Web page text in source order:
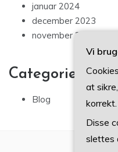
januar 2024
december 2023
november 2023
Categories
Blog
Vi
at
korrekt.
Disse
slettes